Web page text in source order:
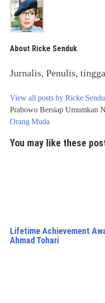
About Ricke Senduk
Jurnalis, Penulis,
View all posts by Ricke
Post
navigation
Prabowo Bersiap Umumkan
Orang Muda
You may like these
Lifetime Achievement
Ahmad Tohari